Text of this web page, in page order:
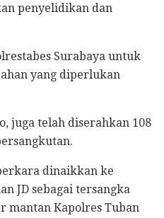
penyelidikan dan
Surabaya untuk
yang diperlukan
juga telah diserahkan 108
dinaikkan ke
JD sebagai tersangka
mantan Kapolres Tuban